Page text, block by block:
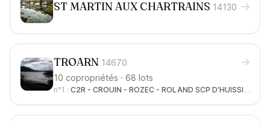
ST MARTIN AUX CHARTRAINS 14130
TROARN 14670
10 copropriétés · 68 lots
n°1 : C2R - CROUIN - ROZEC - ROLAND SCP D'HUISSIERS DE J